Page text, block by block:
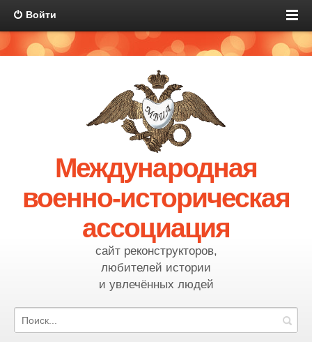
Войти
Международная
военно-историческая
ассоциация
сайт реконструкторов,
любителей истории
и увлечённых людей